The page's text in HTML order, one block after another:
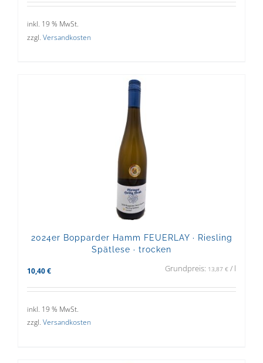
inkl. 19 % MwSt.
zzgl. Versandkosten
2024er Bopparder Hamm FEUERLAY · Riesling
Spätlese · trocken
10,40 € Grundpreis: 13,87 € / l
inkl. 19 % MwSt.
zzgl. Versandkosten